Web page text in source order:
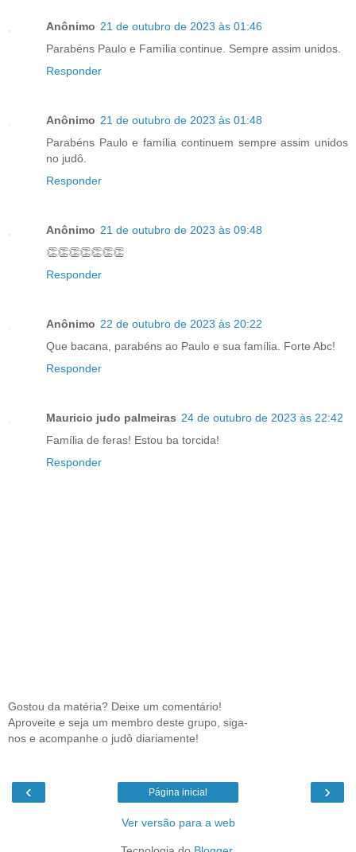
Anônimo 21 de outubro de 2023 às 01:46
Parabéns Paulo e Família continue. Sempre assim unidos.
Responder
Anônimo 21 de outubro de 2023 às 01:48
Parabéns Paulo e família continuem sempre assim unidos
no judô.
Responder
Anônimo 21 de outubro de 2023 às 09:48
👏👏👏👏👏👏👏
Responder
Anônimo 22 de outubro de 2023 às 20:22
Que bacana, parabéns ao Paulo e sua família. Forte Abc!
Responder
Mauricio judo palmeiras 24 de outubro de 2023 às 22:42
Família de feras! Estou ba torcida!
Responder
Gostou da matéria? Deixe um comentário!
Aproveite e seja um membro deste grupo, siga-
nos e acompanhe o judô diariamente!
‹ ›
Página inicial
Ver versão para a web